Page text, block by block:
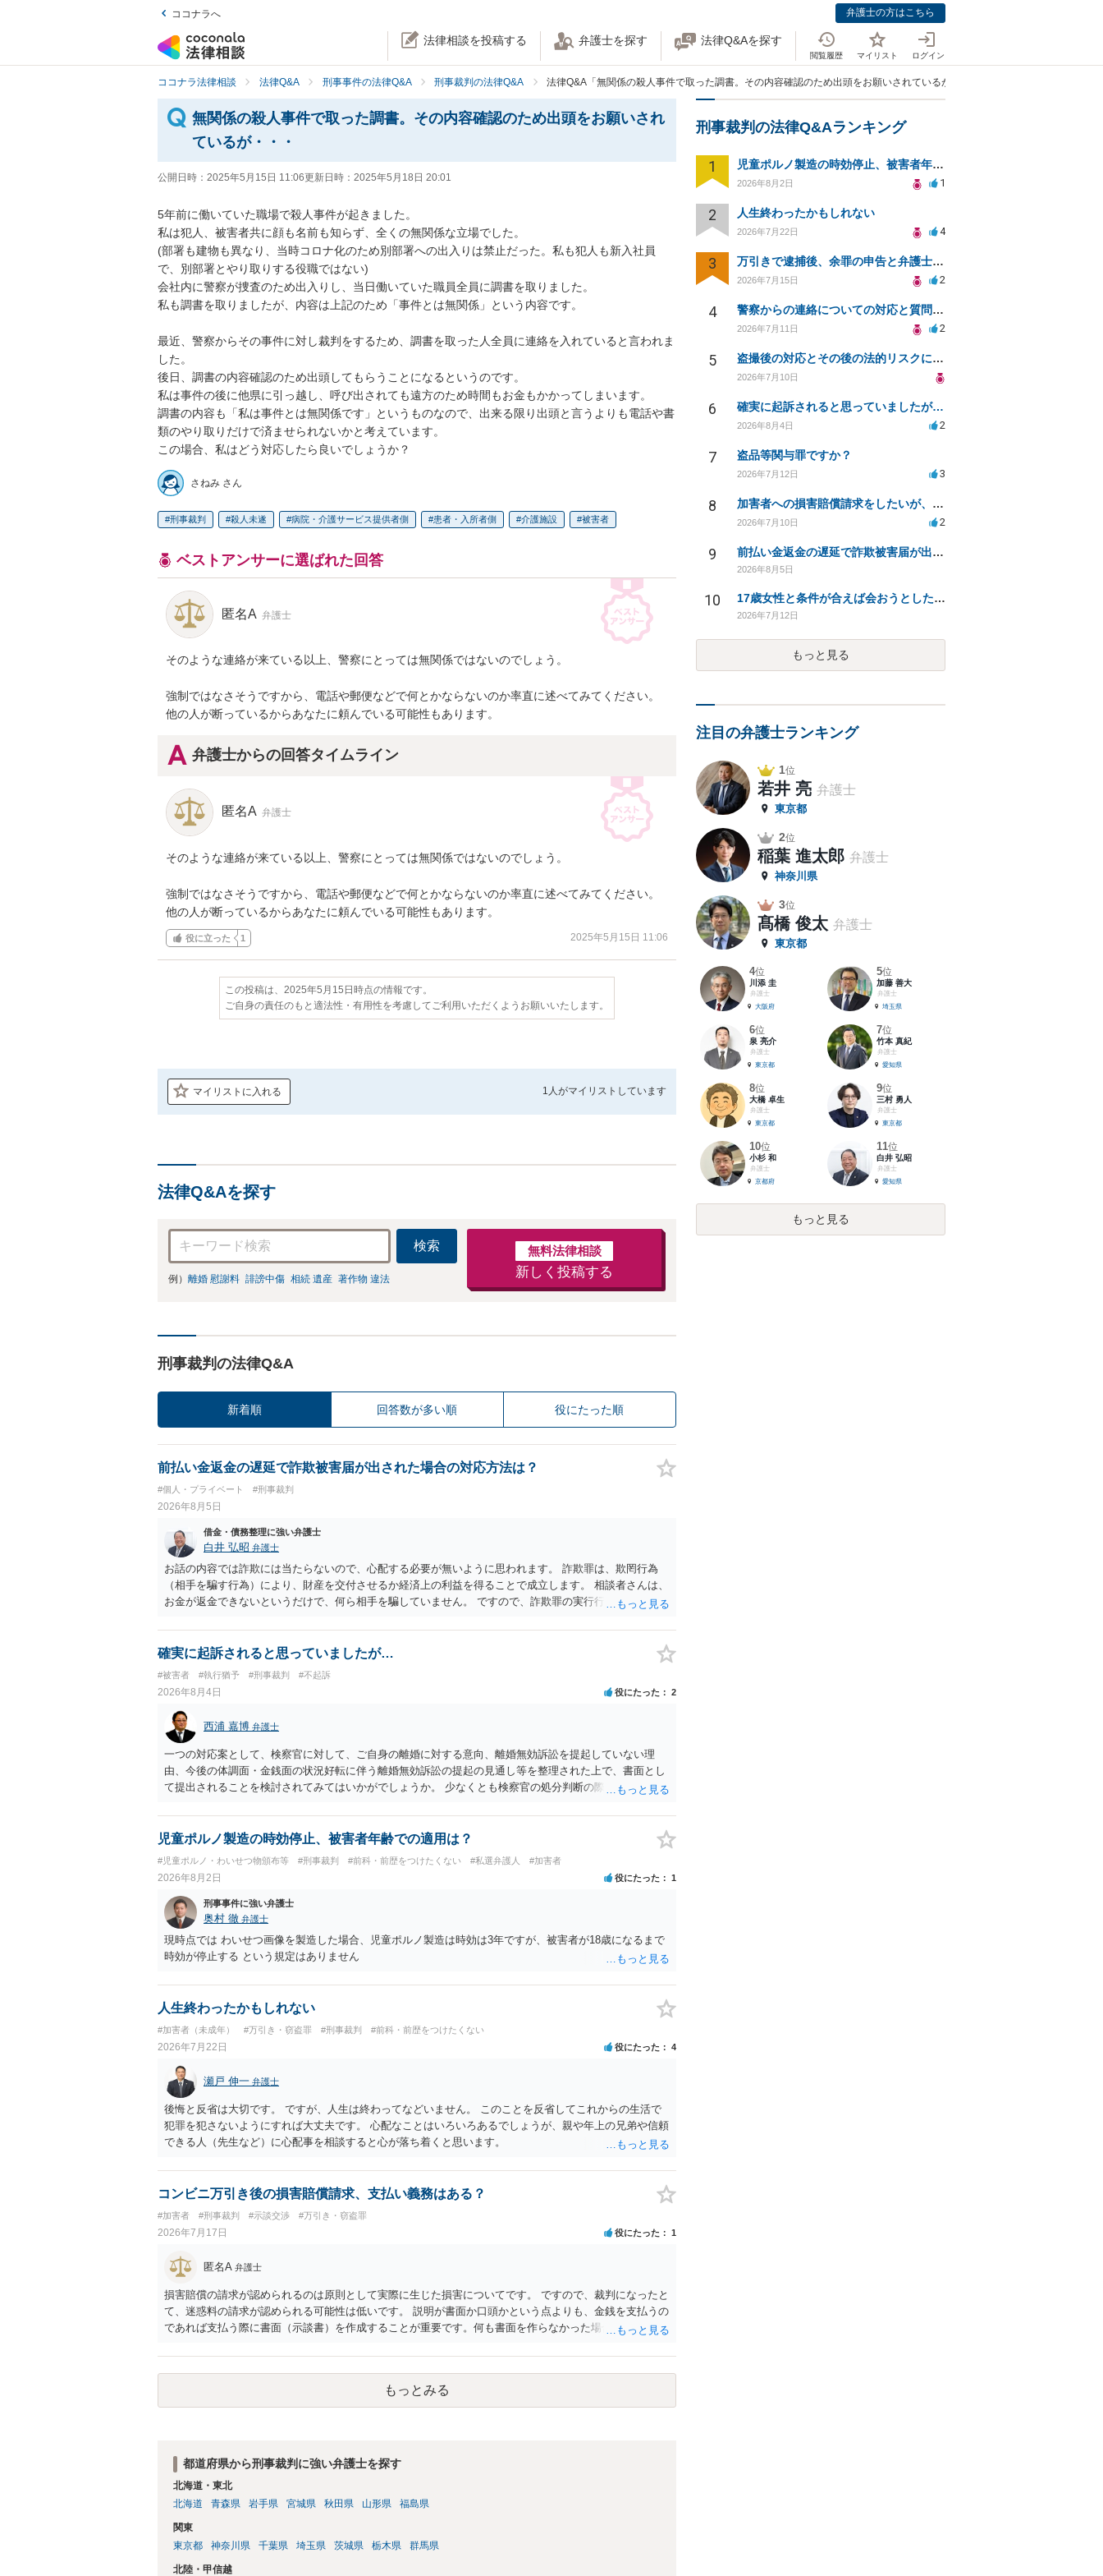
ココナラへ 弁護士の方はこちら
法律相談を投稿する 弁護士を探す 法律Q&Aを探す
閲覧履歴 マイリスト ログイン
ココナラ法律相談 法律Q&A 刑事事件の法律Q&A 刑事裁判の法律Q&A 法律Q&A「無関係の殺人事件で取った調書。その内容確認のため出頭をお願いされているが・・・」
無関係の殺人事件で取った調書。その内容確認のため出頭をお願いされ
ているが・・・
公開日時： 2025年5月15日 11:06更新日時： 2025年5月18日 20:01
5年前に働いていた職場で殺人事件が起きました。
私は犯人、被害者共に顔も名前も知らず、全くの無関係な立場でした。
(部署も建物も異なり、当時コロナ化のため別部署への出入りは禁止だった。私も犯人も新入社員
で、別部署とやり取りする役職ではない)
会社内に警察が捜査のため出入りし、当日働いていた職員全員に調書を取りました。
私も調書を取りましたが、内容は上記のため「事件とは無関係」という内容です。
最近、警察からその事件に対し裁判をするため、調書を取った人全員に連絡を入れていると言われま
した。
後日、調書の内容確認のため出頭してもらうことになるというのです。
私は事件の後に他県に引っ越し、呼び出されても遠方のため時間もお金もかかってしまいます。
調書の内容も「私は事件とは無関係です」というものなので、出来る限り出頭と言うよりも電話や書
類のやり取りだけで済ませられないかと考えています。
この場合、私はどう対応したら良いでしょうか？
さねみ さん
刑事裁判 殺人未遂 病院・介護サービス提供者側 患者・入所者側 介護施設 被害者
ベストアンサーに選ばれた回答
匿名A 弁護士
そのような連絡が来ている以上、警察にとっては無関係ではないのでしょう。
強制ではなさそうですから、電話や郵便などで何とかならないのか率直に述べてみてください。
他の人が断っているからあなたに頼んでいる可能性もあります。
弁護士からの回答タイムライン
匿名A 弁護士
そのような連絡が来ている以上、警察にとっては無関係ではないのでしょう。
強制ではなさそうですから、電話や郵便などで何とかならないのか率直に述べてみてください。
他の人が断っているからあなたに頼んでいる可能性もあります。
役に立った 1 2025年5月15日 11:06
この投稿は、2025年5月15日時点の情報です。
ご自身の責任のもと適法性・有用性を考慮してご利用いただくようお願いいたします。
マイリストに入れる 1人がマイリストしています
法律Q&Aを探す
検索
例） 離婚 慰謝料 誹謗中傷 相続 遺産 著作物 違法
無料法律相談
新しく投稿する
刑事裁判の法律Q&A
新着順 回答数が多い順 役にたった順
前払い金返金の遅延で詐欺被害届が出された場合の対応方法は？
#個人・プライベート #刑事裁判
2026年8月5日
借金・債務整理に強い弁護士
白井 弘昭 弁護士
お話の内容では詐欺には当たらないので、心配する必要が無いように思われます。 詐欺罪は、欺罔行為
（相手を騙す行為）により、財産を交付させるか経済上の利益を得ることで成立します。 相談者さんは、
お金が返金できないというだけで、何ら相手を騙していません。 ですので、詐欺罪の実行行為性が無く罪
を述べた場合は、捜査はあるかもしれません。 ただし、捜査において、真実を説明すれば、「ちゃんと返
しなさいよ」程度の注意で済むことだと思われます。 また、返せるお金が無いのであれば、返せないのは
確実に起訴されると思っていましたが…
#被害者 #執行猶予 #刑事裁判 #不起訴
2026年8月4日 役にたった 2
西浦 嘉博 弁護士
一つの対応案として、検察官に対して、ご自身の離婚に対する意向、離婚無効訴訟を提起していない理
由、今後の体調面・金銭面の状況好転に伴う離婚無効訴訟の提起の見通し等を整理された上で、書面とし
て提出されることを検討されてみてはいかがでしょうか。 少なくとも検察官の処分判断の際、相談者さん
合、最寄りの法律事務所での相談を検討ください
児童ポルノ製造の時効停止、被害者年齢での適用は？
#児童ポルノ・わいせつ物頒布等 #刑事裁判 #前科・前歴をつけたくない #私選弁護人 #加害者
2026年8月2日 役にたった 1
刑事事件に強い弁護士
奥村 徹 弁護士
現時点では わいせつ画像を製造した場合、児童ポルノ製造は時効は3年ですが、被害者が18歳になるまで
時効が停止する という規定はありません
人生終わったかもしれない
#加害者（未成年） #万引き・窃盗罪 #刑事裁判 #前科・前歴をつけたくない
2026年7月22日 役にたった 4
瀬戸 伸一 弁護士
後悔と反省は大切です。 ですが、人生は終わってなどいません。 このことを反省してこれからの生活で
犯罪を犯さないようにすれば大丈夫です。 心配なことはいろいろあるでしょうが、親や年上の兄弟や信頼
できる人（先生など）に心配事を相談すると心が落ち着くと思います。
コンビニ万引き後の損害賠償請求、支払い義務はある？
#加害者 #刑事裁判 #示談交渉 #万引き・窃盗罪
2026年7月17日 役にたった 1
匿名A 弁護士
損害賠償の請求が認められるのは原則として実際に生じた損害についてです。 ですので、裁判になったと
て、迷惑料の請求が認められる可能性は低いです。 説明が書面か口頭かという点よりも、金銭を支払うの
であれば支払う際に書面（示談書）を作成することが重要です。何も書面を作らなかった場合、支払った
もっとみる
都道府県から刑事裁判に強い弁護士を探す
北海道・東北
北海道
青森県 岩手県 宮城県 秋田県 山形県 福島県
関東
東京都
神奈川県 千葉県 埼玉県 茨城県 栃木県 群馬県
北陸・甲信越
刑事裁判の法律Q&Aランキング
1 児童ポルノ製造の時効停止、被害者年齢での適用は？
2026年8月2日 1
2 人生終わったかもしれない
2026年7月22日 4
3 万引きで逮捕後、余罪の申告と弁護士相談のタイミングは？
2026年7月15日 2
4 警察からの連絡についての対応と質問の意図
2026年7月11日 2
5 盗撮後の対応とその後の法的リスクについての相談
2026年7月10日
6 確実に起訴されると思っていましたが…
2026年8月4日 2
7 盗品等関与罪ですか？
2026年7月12日 3
8 加害者への損害賠償請求をしたいが、費用をあまりかけられない
2026年7月10日 2
9 前払い金返金の遅延で詐欺被害届が出された場合の対応方法は？
2026年8月5日
10 17歳女性と条件が合えば会おうとしたが実際には会わずSNS上でやりとりのみをした場合
2026年7月12日
もっと見る
注目の弁護士ランキング
1位
若井 亮 弁護士
東京都
2位
稲葉 進太郎 弁護士
神奈川県
3位
髙橋 俊太 弁護士
東京都
4位
川添 圭
弁護士
大阪府
5位
加藤 善大
弁護士
埼玉県
6位
泉 亮介
弁護士
東京都
7位
竹本 真紀
弁護士
愛知県
8位
大橋 卓生
弁護士
東京都
9位
三村 勇人
弁護士
東京都
10位
小杉 和
弁護士
京都府
11位
白井 弘昭
弁護士
愛知県
もっと見る